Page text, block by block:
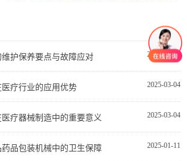
2025-03-04
护保养要点与故障应对
2025-03-04
疗行业的应用优势
2025-03-04
疗器械制造中的重要意义
2025-01-11
品包装机械中的卫生保障